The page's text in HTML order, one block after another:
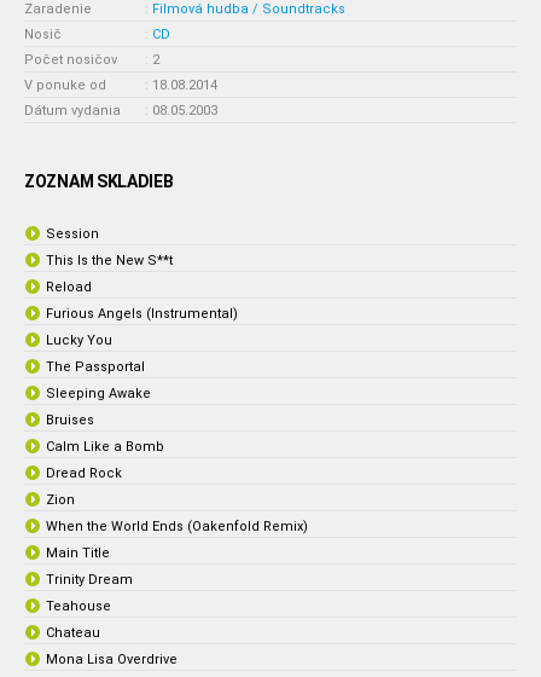
Zaradenie : Filmová hudba / Soundtracks
Nosič
: CD
Počet nosičov
: 2
V ponuke od
: 18.08.2014
Dátum vydania
: 08.05.2003
ZOZNAM SKLADIEB
Session
This Is the New S**t
Reload
Furious Angels (Instrumental)
Lucky You
The Passportal
Sleeping Awake
Bruises
Calm Like a Bomb
Dread Rock
Zion
When the World Ends (Oakenfold Remix)
Main Title
Trinity Dream
Teahouse
Chateau
Mona Lisa Overdrive